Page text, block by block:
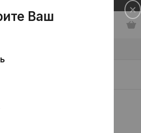
проекты
Ваш